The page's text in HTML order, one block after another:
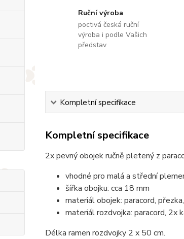
Ruční výroba
poctivá česká ruční
výroba i podle Vašich
představ
Kompletní specifikace
Kompletní specifikace
2x pevný obojek ručně pletený z
vhodné pro malá a střední
šířka obojku: cca 18 mm
materiál obojek: paracord,
materiál rozdvojka: paracord, 2x
Délka ramen rozdvojky 2 x 50 cm.